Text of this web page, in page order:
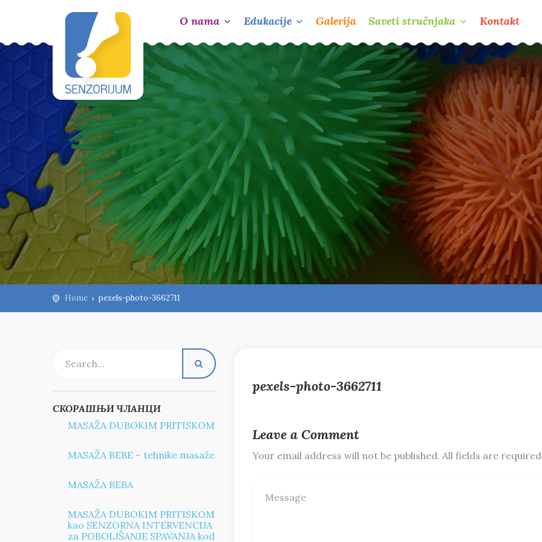
O nama Edukacije Galerija Saveti stručnjaka Kontakt
Home pexels-photo-3662711
СКОРАШЊИ ЧЛАНЦИ
MASAŽA DUBOKIM PRITISKOM
MASAŽA BEBE – tehnike masaže
MASAŽA BEBA
MASAŽA DUBOKIM PRITISKOM
kao SENZORNA INTERVENCIJA
za POBOLJŠANJE SPAVANJA kod
pexels-photo-3662711
Leave a Comment
Your email address will not be published. All fields are